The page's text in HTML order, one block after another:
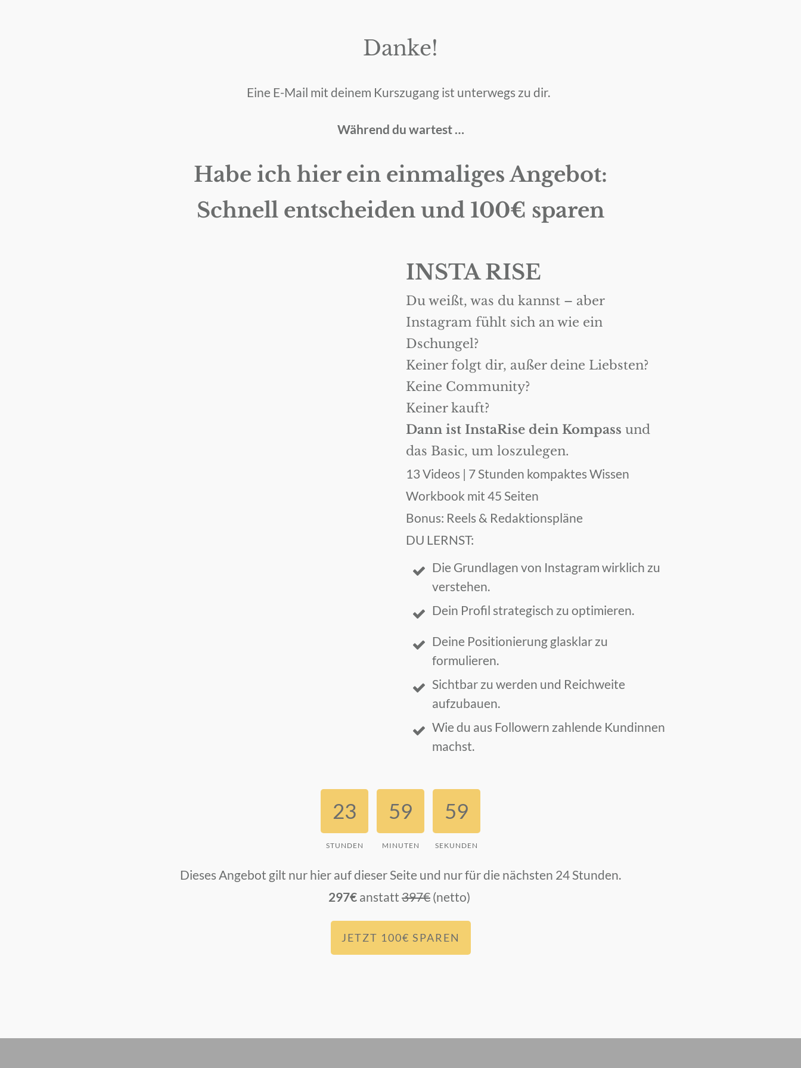
Danke!
Eine E-Mail mit deinem Kurszugang ist unterwegs zu dir.
Während du wartest …
Habe ich hier ein einmaliges Angebot:
Schnell entscheiden und 100€ sparen
INSTA RISE
Du weißt, was du kannst – aber
Instagram fühlt sich an wie ein
Dschungel?
Keiner folgt dir, außer deine Liebsten?
Keine Community?
Keiner kauft?
Dann ist InstaRise dein Kompass und
das Basic, um loszulegen.
13 Videos | 7 Stunden kompaktes Wissen
Workbook mit 45 Seiten
Bonus: Reels & Redaktionspläne
DU LERNST:
Die Grundlagen von Instagram wirklich zu
verstehen.
Dein Profil strategisch zu optimieren.
Deine Positionierung glasklar zu
formulieren.
Sichtbar zu werden und Reichweite
aufzubauen.
Wie du aus Followern zahlende Kundinnen
machst.
23
STUNDEN
59
MINUTEN
59
SEKUNDEN
Dieses Angebot gilt nur hier auf dieser Seite und nur für die nächsten 24 Stunden.
297€ anstatt 397€ (netto)
JETZT 100€ SPAREN